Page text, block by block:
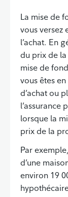
La mise de
vous versez
l’achat. En
du prix de
mise de
vous êtes
d’achat ou
l’assurance
lorsque la
prix de la
Par
d’une
environ 19